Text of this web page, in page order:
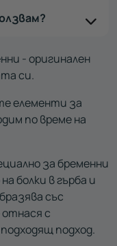
- оригинален
си.
елементи за
по време на
за бременни
болки в гърба и
със
с
подход.